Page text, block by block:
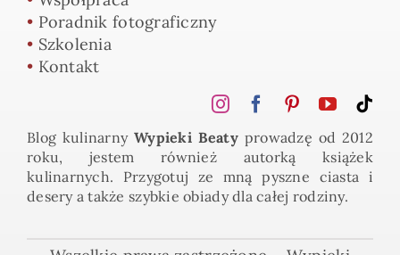
Blog kulinarny
roku, jestem również autorką książek
kulinarnych. Przygotuj ze mną pyszne ciasta i
desery a także szybkie obiady dla całej rodziny.
Wszelkie prawa zastrzeżone – Wypieki
Beaty 2012-2025